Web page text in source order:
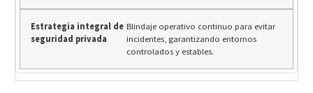
Blindaje operativo continuo para evitar
incidentes, garantizando entornos
controlados y estables.